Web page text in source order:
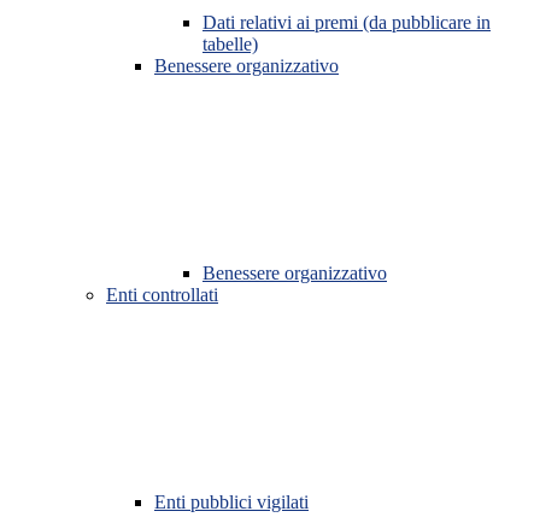
Dati relativi ai premi (da pubblicare in
tabelle)
Benessere organizzativo
Benessere organizzativo
Enti controllati
Enti pubblici vigilati